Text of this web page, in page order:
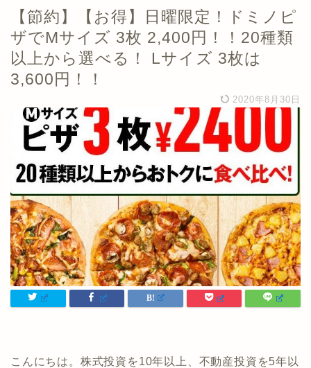
【節約】【お得】日曜限定！ドミノピ
ザでMサイズ 3枚 2,400円！！20種類
以上から選べる！ Lサイズ 3枚は
3,600円！！
2020年8月30日
こんにちは。株式投資を10年以上、不動産投資を5年以